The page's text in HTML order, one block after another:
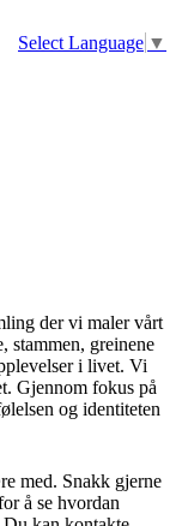
Select Language ▼
der vi maler vårt
stammen, greinene
i livet. Vi
Gjennom fokus på
og identiteten
med. Snakk gjerne
å se hvordan